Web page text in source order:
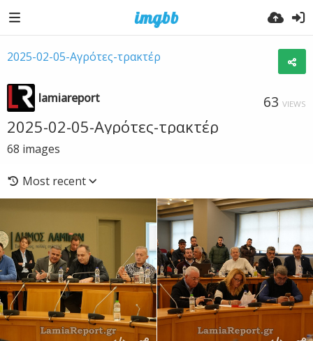
2025-02-05-Αγρότες-τρακτέρ
lamiareport 63 VIEWS
2025-02-05-Αγρότες-τρακτέρ
68 images
Most recent